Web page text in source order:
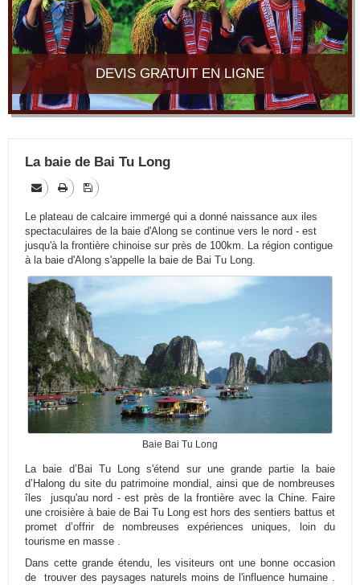
DEVIS GRATUIT EN LIGNE
La baie de Bai Tu Long
Le plateau de calcaire immergé qui a donné naissance aux iles
spectaculaires de la baie d'Along se continue vers le nord - est
jusqu'à la frontière chinoise sur près de 100km. La région contigue
à la baie d'Along s'appelle la baie de Bai Tu Long.
Baie Bai Tu Long
La baie d’Bai Tu Long s'étend sur une grande partie la baie
d’Halong du site du patrimoine mondial, ainsi que de nombreuses
îles jusqu'au nord - est près de la frontière avec la Chine. Faire
une croisière à baie de Bai Tu Long est hors des sentiers battus et
promet d’offrir de nombreuses expériences uniques, loin du
tourisme en masse .
Dans cette grande étendu, les visiteurs ont une bonne occasion
de trouver des paysages naturels moins de l'influence humaine .